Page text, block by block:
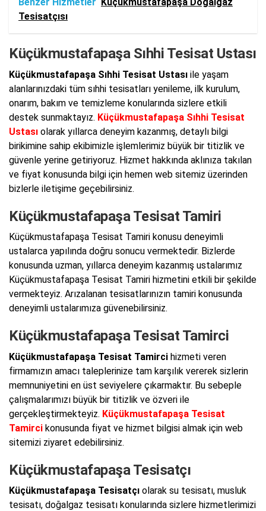
Tesisatçısı
Küçükmustafapaşa Sıhhi Tesisat Ustası
Küçükmustafapaşa Sıhhi Tesisat Ustası ile yaşam
alanlarınızdaki tüm sıhhi tesisatları yenileme, ilk kurulum,
onarım, bakım ve temizleme konularında sizlere etkili
destek sunmaktayız. Küçükmustafapaşa Sıhhi Tesisat
Ustası olarak yıllarca deneyim kazanmış, detaylı bilgi
birikimine sahip ekibimizle işlemlerimiz büyük bir titizlik ve
güvenle yerine getiriyoruz. Hizmet hakkında aklınıza takılan
ve fiyat konusunda bilgi için hemen web sitemiz üzerinden
bizlerle iletişime geçebilirsiniz.
Küçükmustafapaşa Tesisat Tamiri
Küçükmustafapaşa Tesisat Tamiri konusu deneyimli
ustalarca yapılında doğru sonucu vermektedir. Bizlerde
konusunda uzman, yıllarca deneyim kazanmış ustalarımız
Küçükmustafapaşa Tesisat Tamiri hizmetini etkili bir şekilde
vermekteyiz. Arızalanan tesisatlarınızın tamiri konusunda
deneyimli ustalarımıza güvenebilirsiniz.
Küçükmustafapaşa Tesisat Tamirci
Küçükmustafapaşa Tesisat Tamirci hizmeti veren
firmamızın amacı taleplerinize tam karşılık vererek sizlerin
memnuniyetini en üst seviyelere çıkarmaktır. Bu sebeple
çalışmalarımızı büyük bir titizlik ve özveri ile
gerçekleştirmekteyiz. Küçükmustafapaşa Tesisat
Tamirci konusunda fiyat ve hizmet bilgisi almak için web
sitemizi ziyaret edebilirsiniz.
Küçükmustafapaşa Tesisatçı
Küçükmustafapaşa Tesisatçı olarak su tesisatı, musluk
tesisatı, doğalgaz tesisatı konularında sizlere hizmetlerimizi